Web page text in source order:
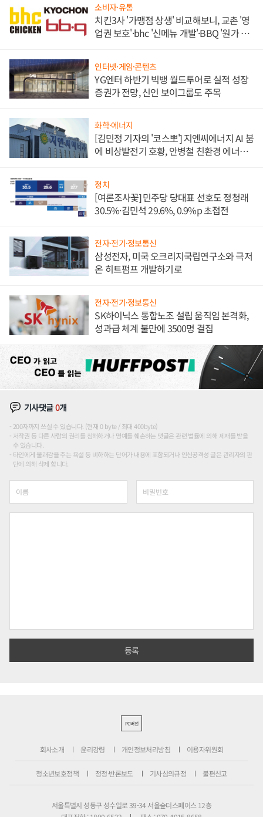
소비자·유통
치킨3사 '가맹점 상생' 비교해보니, 교촌 '영
업권 보호'·bhc '신메뉴 개발'·BBQ '원가 부
인터넷·게임·콘텐츠
YG엔터 하반기 빅뱅 월드투어로 실적 성장
증권가 전망, 신인 보이그룹도 주목
화학·에너지
[김민정 기자의 '코스뽀'] 지엔씨에너지 AI 붐
에 비상발전기 호황, 안병철 친환경 에너지
정치
[여론조사꽃] 민주당 당대표 선호도 정청래
30.5%·김민석 29.6%, 0.9%p 초접전
전자·전기·정보통신
삼성전자, 미국 오크리지국립연구소와 극저
온 히트펌프 개발하기로
전자·전기·정보통신
SK하이닉스 통합노조 설립 움직임 본격화,
성과급 체계 불만에 3500명 결집
기사댓글0개
200자까지 쓰실 수 있습니다. (현재 0 byte / 최대 400byte)
저작권 등 다른 사람의 권리를 침해하거나 명예를 훼손하는 댓글은 관련 법률에 의해 제재를 받을
수 있습니다.
타인에게 불쾌감을 주는 욕설 등 비하하는 단어가 내용에 포함되거나 인신공격성 글은 관리자의 판
단에 의해 삭제 합니다.
PC버전
회사소개 윤리강령 개인정보처리방침 이용자위원회
청소년보호정책 정정·반론보도 기사심의규정 불편신고
서울특별시 성동구 성수일로 39-34 서울숲더스페이스 12층